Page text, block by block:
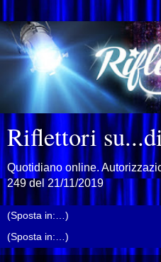
Riflettori
Quotidiano online.
249 del 21/11/2019